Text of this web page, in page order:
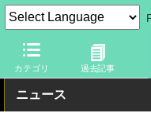
カテゴリ 過去記事
トラベル Watch 企業・政
ニュース